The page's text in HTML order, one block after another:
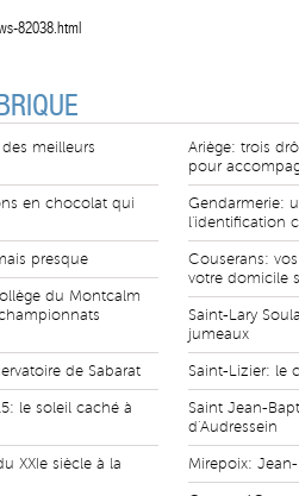
82038.html
meilleurs
en chocolat qui
presque
du Montcalm
de Sabarat
le soleil caché à
XXIe siècle à la
Ariège: trois
pour
Gendarmerie:
l'identification
Couserans:
votre domicile
Saint-Lary
jumeaux
Saint-Lizier: le
Saint Jean-
d'Audressein
Mirepoix: